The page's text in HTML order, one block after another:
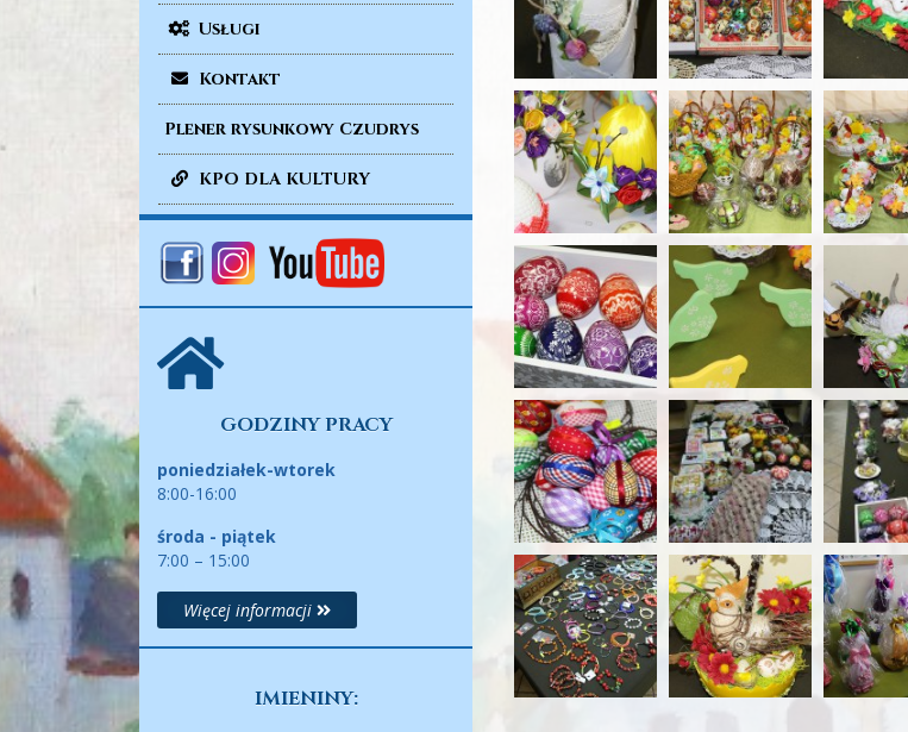
Usługi
Kontakt
Plener rysunkowy Czudrys
KPO DLA KULTURY
GODZINY PRACY
poniedziałek-wtorek
8:00-16:00
środa - piątek
7:00 – 15:00
Więcej informacji
IMIENINY: